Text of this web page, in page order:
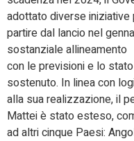
adottato diverse iniziative
partire dal lancio nel
sostanziale allineamento
con le previsioni e lo
sostenuto. In linea con
alla sua realizzazione, il
Mattei è stato esteso,
ad altri cinque Paesi: